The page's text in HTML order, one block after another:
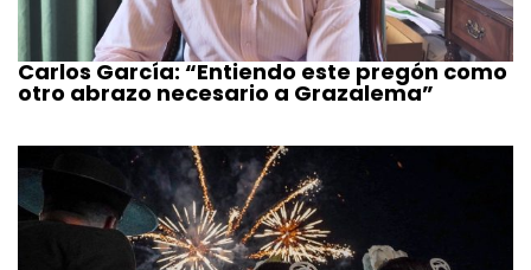
Carlos García: “Entiendo este pregón como
otro abrazo necesario a Grazalema”